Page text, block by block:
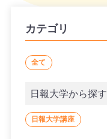
カテゴリ
全て
日報大学から探す
日報大学講座